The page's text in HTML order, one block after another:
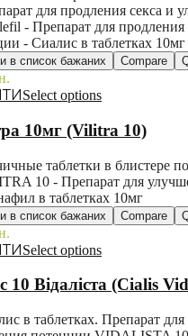
в список бажаних Compare
Select options
10мг (Vilitra 10)
в список бажаних Compare
Select options
10 Відаліста (Cialis